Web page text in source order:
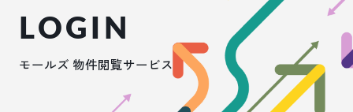
LOGIN
モールズ 物件閲覧サービス